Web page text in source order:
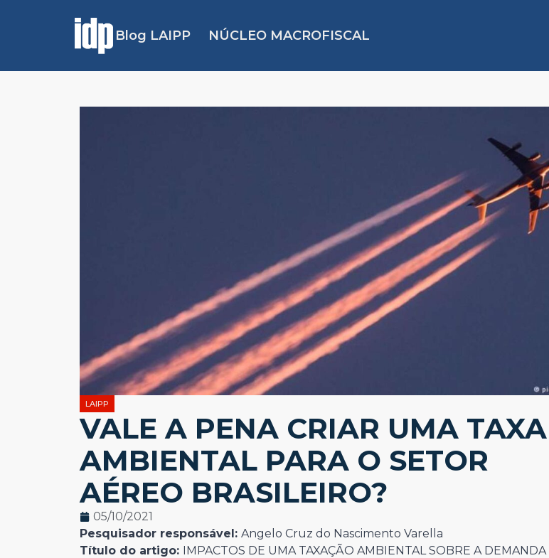
Blog LAIPP NÚCLEO MACROFISCAL
LAIPP
VALE A PENA CRIAR UMA TAXA
AMBIENTAL PARA O SETOR
AÉREO BRASILEIRO?
05/10/2021
Pesquisador responsável: Angelo Cruz do Nascimento Varella
Título do artigo: IMPACTOS DE UMA TAXAÇÃO AMBIENTAL SOBRE A DEMANDA